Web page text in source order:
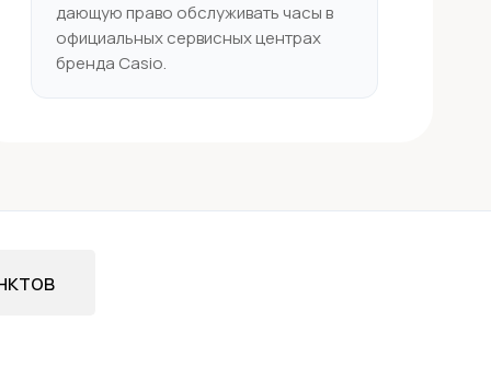
дающую право обслуживать часы в
официальных сервисных центрах
бренда Casio.